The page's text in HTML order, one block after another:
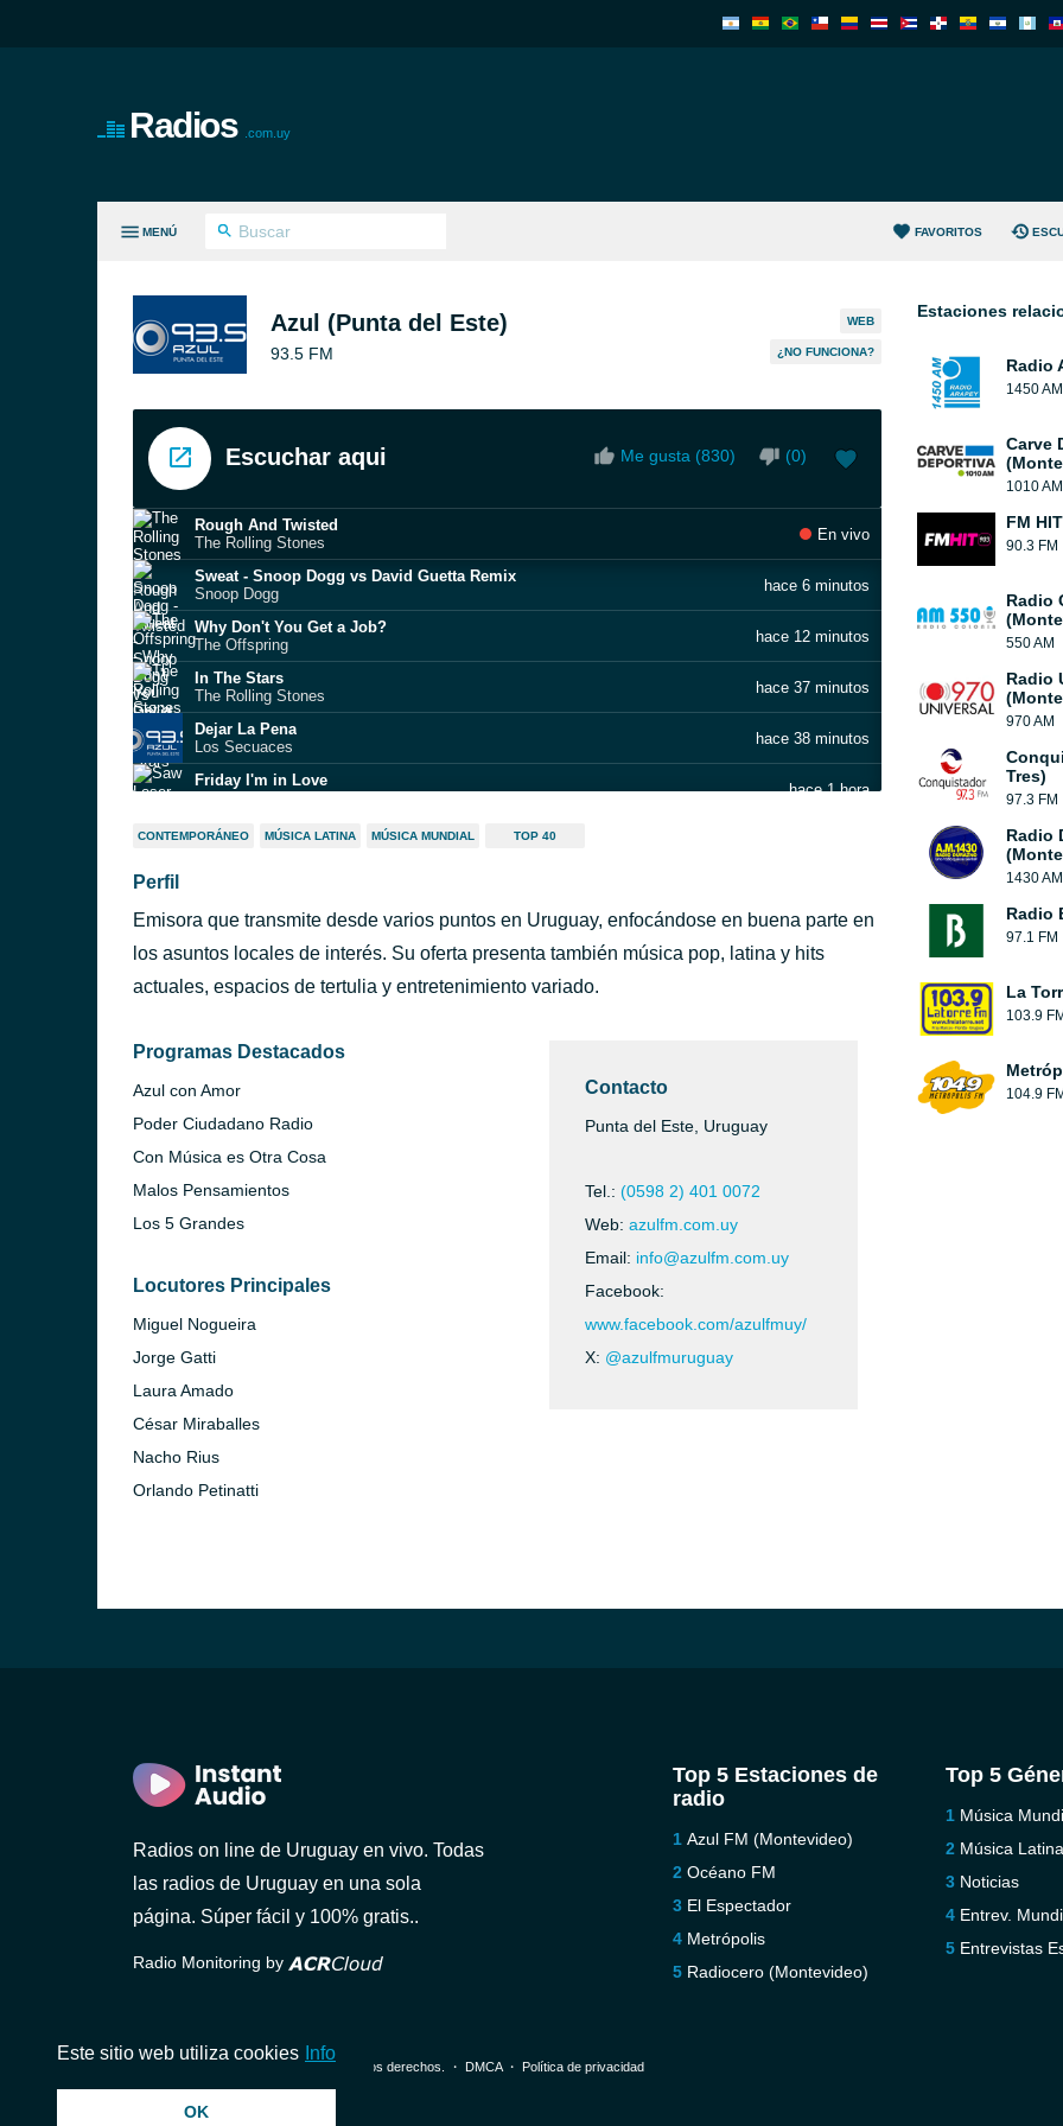
Radios .com.uy
MENÚ FAVORITOS
Azul (Punta del Este)
93.5 FM
WEB
¿NO FUNCIONA?
Escuchar aqui Me gusta (830) (0)
Rough And Twisted
The Rolling Stones
En vivo
Sweat - Snoop Dogg vs David Guetta Remix
Snoop Dogg
hace 6 minutos
Why Don't You Get a Job?
The Offspring
hace 12 minutos
In The Stars
The Rolling Stones
hace 37 minutos
Dejar La Pena
Los Secuaces
hace 38 minutos
Friday I'm in Love
hace 1 hora
Rescue Me
Crafty
Beds and Beats
hace 1 hora
Agua
Dostrescinco
CONTEMPORÁNEO MÚSICA LATINA MÚSICA MUNDIAL TOP 40
Perfil
Emisora que transmite desde varios puntos en Uruguay, enfocándose en buena parte en
los asuntos locales de interés. Su oferta presenta también música pop, latina y hits
actuales, espacios de tertulia y entretenimiento variado.
Programas Destacados
Azul con Amor
Poder Ciudadano Radio
Con Música es Otra Cosa
Malos Pensamientos
Los 5 Grandes
Locutores Principales
Miguel Nogueira
Jorge Gatti
Laura Amado
César Miraballes
Nacho Rius
Orlando Petinatti
Contacto
Punta del Este, Uruguay
Tel.: (0598 2) 401 0072
Web: azulfm.com.uy
Email: info@azulfm.com.uy
Facebook:
www.facebook.com/azulfmuy/
X: @azulfmuruguay
Estaciones
Radio
1450 AM
Carve
1010 AM
FM
90.3 FM
Radio
550 AM
Radio
970 AM
Tres)
97.3 FM
Radio
1430 AM
Radio
97.1 FM
La
103.9 FM
104.9 FM
Radios on line de Uruguay en vivo. Todas
las radios de Uruguay en una sola
página. Súper fácil y 100% gratis..
Radio Monitoring by
Top 5 Estaciones de
radio
Azul FM (Montevideo)
Océano FM
El Espectador
Metrópolis
Radiocero (Montevideo)
Top 5
Música
Música Latina
Noticias
Entrev.
Entrevistas
© 2026 InstantAudio. Reservados todos los derechos. ・ DMCA・ Política de privacidad
Este sitio web utiliza cookies Info
OK